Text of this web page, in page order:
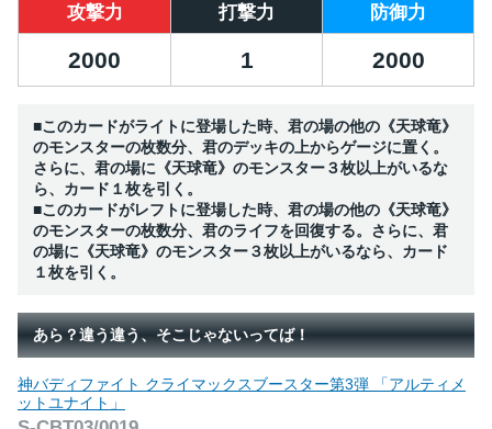
攻撃力 打撃力 防御力
2000 1 2000
■このカードがライトに登場した時、君の場の他の《天球竜》
のモンスターの枚数分、君のデッキの上からゲージに置く。
さらに、君の場に《天球竜》のモンスター３枚以上がいるな
ら、カード１枚を引く。
■このカードがレフトに登場した時、君の場の他の《天球竜》
のモンスターの枚数分、君のライフを回復する。さらに、君
の場に《天球竜》のモンスター３枚以上がいるなら、カード
１枚を引く。
あら？違う違う、そこじゃないってば！
神バディファイト クライマックスブースター第3弾 「アルティメ
ットユナイト」